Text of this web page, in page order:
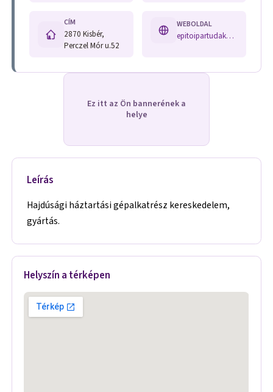
CÍM
2870 Kisbér,
Perczel Mór u.52
WEBOLDAL
epitoipartudakozo.hu/index.php?main=description&hid=415
Ez itt az Ön bannerének a
helye
Leírás
Hajdúsági háztartási gépalkatrész kereskedelem,
gyártás.
Helyszín a térképen